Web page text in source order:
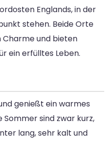
Englands, in der
stehen. Beide Orte
Charme und bieten
ein erfülltes Leben.
genießt ein warmes
Sommer sind zwar kurz,
lang, sehr kalt und